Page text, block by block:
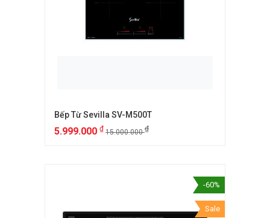
Bếp Từ Sevilla SV-M500T
5.999.000 ₫ 15.000.000₫
-60%
Sale